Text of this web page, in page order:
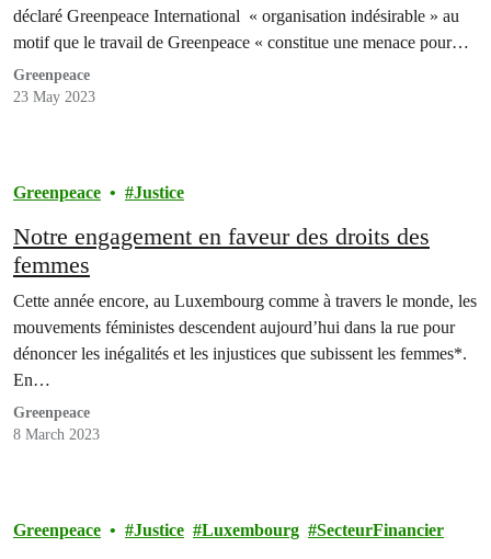
déclaré Greenpeace International « organisation indésirable » au
motif que le travail de Greenpeace « constitue une menace pour…
Greenpeace
23 May 2023
Greenpeace Justice
Notre engagement en faveur des droits des
femmes
Cette année encore, au Luxembourg comme à travers le monde, les
mouvements féministes descendent aujourd’hui dans la rue pour
dénoncer les inégalités et les injustices que subissent les femmes*.
En…
Greenpeace
8 March 2023
Greenpeace Justice Luxembourg SecteurFinancier